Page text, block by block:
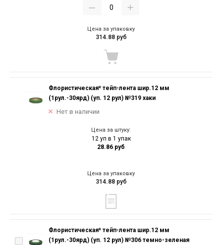
Цена за упаковку
314.88 руб
Флористическая* тейп-лента шир.12 мм
(1рул.-30ярд) (уп. 12 рул) №319 хаки
Нет в наличии
Цена за штуку:
12 уп в 1 упак
28.86 руб
Цена за упаковку
314.88 руб
Флористическая* тейп-лента шир.12 мм
(1рул.-30ярд) (уп. 12 рул) №306 темно-зеленая